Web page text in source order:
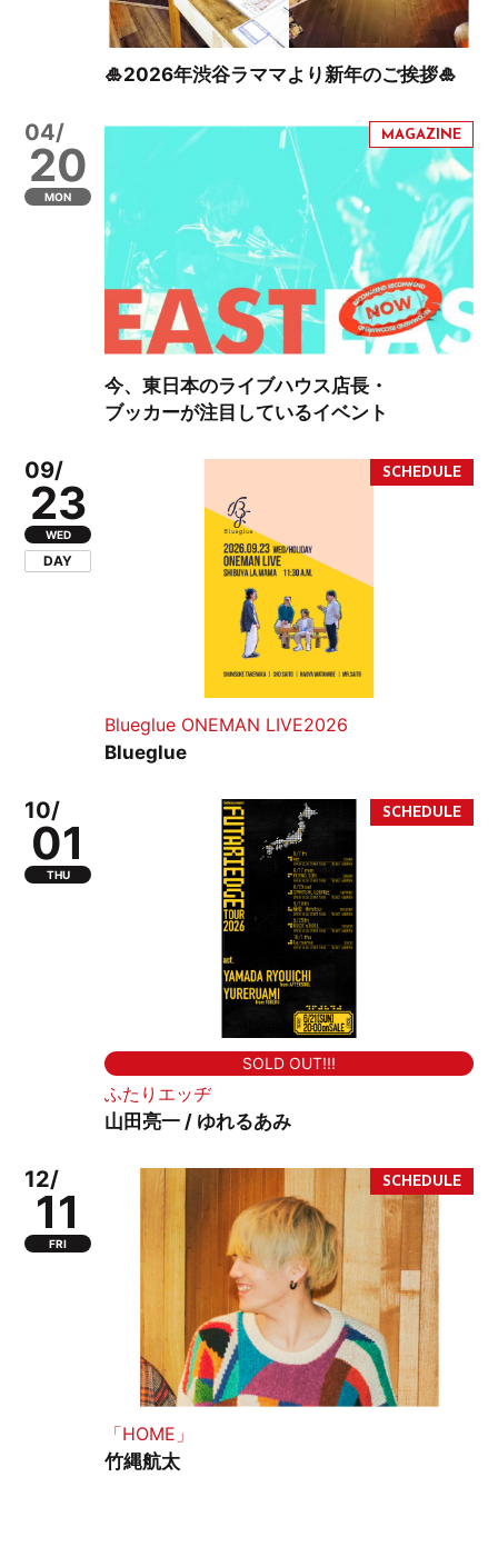
🎍2026年渋谷ラママより新年のご挨拶🎍
04/
20
MON
今、東日本のライブハウス店長・
ブッカーが注目しているイベント
09/
23
WED
DAY
Blueglue ONEMAN LIVE2026
Blueglue
10/
01
THU
SOLD OUT!!!
ふたりエッヂ
山田亮一 / ゆれるあみ
12/
11
FRI
「HOME」
竹縄航太